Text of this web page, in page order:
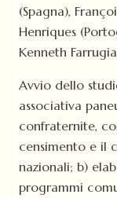
(Spagna),
Henriques
Kenneth
Avvio dello
associativa
confraternite,
censimento e il
nazionali; b)
programmi